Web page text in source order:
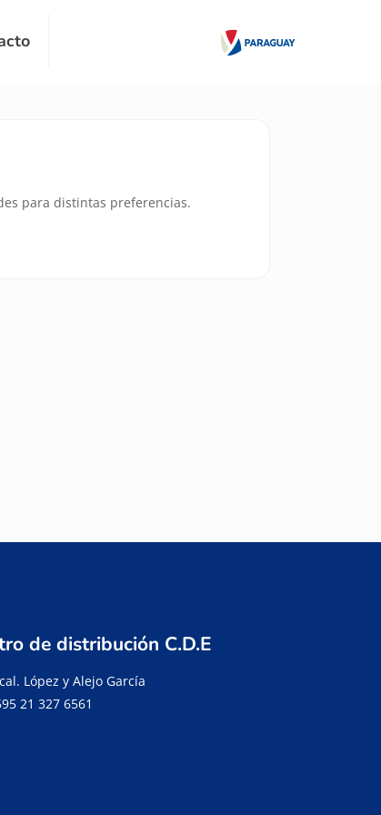
para distintas preferencias.
de distribución C.D.E
López y Alejo García
21 327 6561